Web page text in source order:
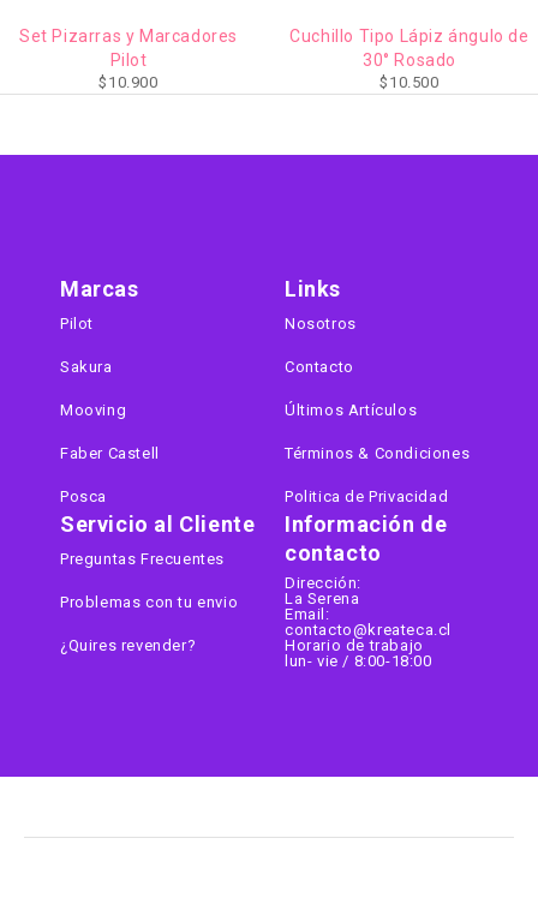
Set Pizarras y Marcadores
Pilot
$ 10.900
Cuchillo Tipo Lápiz ángulo de
30° Rosado
$ 10.500
Información de
contacto
Dirección:
La Serena
Email:
contacto@kreateca.cl
Horario de trabajo
lun- vie / 8:00-18:00
Marcas
Pilot
Sakura
Mooving
Faber Castell
Posca
Links
Nosotros
Contacto
Últimos Artículos
Términos & Condiciones
Politica de Privacidad
Servicio al Cliente
Preguntas Frecuentes
Problemas con tu envio
¿Quires revender?